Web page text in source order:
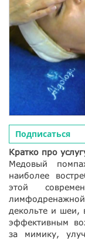
Подписаться
Кратко про
Медовый
наиболее
этой
декольте и шеи,
эффективным
за мимику,